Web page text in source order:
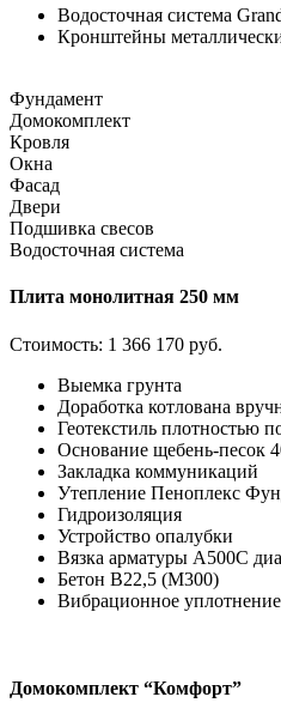
Водосточная система
Кронштейны
Фундамент
Домокомплект
Кровля
Окна
Фасад
Двери
Подшивка свесов
Водосточная система
Плита монолитная 250 мм
Стоимость: 1 366 170 руб.
Выемка грунта
Доработка котлована
Геотекстиль плотностью
Основание щебень-песок
Закладка коммуникаций
Утепление Пеноплекс
Гидроизоляция
Устройство опалубки
Вязка арматуры А500С
Бетон В22,5 (М300)
Вибрационное уплотнение
Домокомплект “Комфорт”